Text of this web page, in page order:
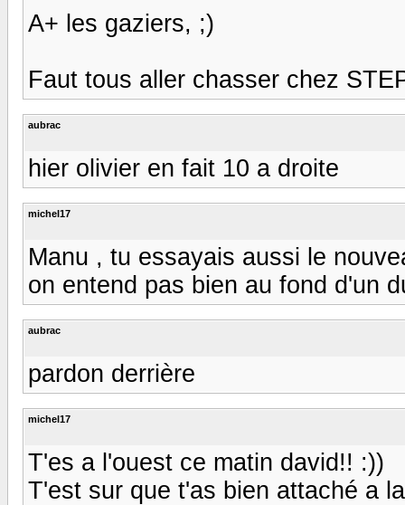
A+ les gaziers, ;)
Faut tous aller chasser chez
aubrac
hier olivier en fait 10 a droite
michel17
Manu , tu essayais aussi le
on entend pas bien au fond d'un
aubrac
pardon derrière
michel17
T'es a l'ouest ce matin david!! :))
T'est sur que t'as bien attaché a